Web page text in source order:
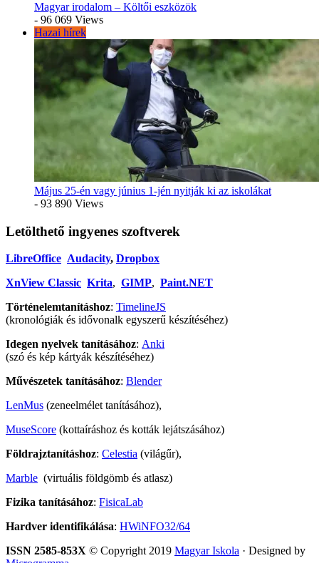
Magyar irodalom – Költői eszközök
- 96 069 Views
Hazai hírek
Május 25-én vagy június 1-jén nyitják ki az iskolákat
- 93 890 Views
Letölthető ingyenes szoftverek
LibreOffice Audacity, Dropbox
XnView Classic Krita, GIMP, Paint.NET
Történelemtanításhoz: TimelineJS
(kronológiák és idővonalk egyszerű készítéséhez)
Idegen nyelvek tanításához: Anki
(szó és kép kártyák készítéséhez)
Művészetek tanításához: Blender
LenMus (zeneelmélet tanításához),
MuseScore (kottaíráshoz és kották lejátszásához)
Földrajztanításhoz: Celestia (világűr),
Marble (virtuális földgömb és atlasz)
Fizika tanításához: FisicaLab
Hardver identifikálása: HWiNFO32/64
ISSN 2585-853X © Copyright 2019 Magyar Iskola · Designed by